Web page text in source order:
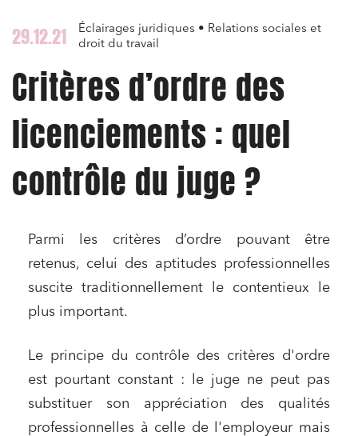
29.12.21
Éclairages juridiques • Relations sociales et
droit du travail
Critères d’ordre des
licenciements : quel
contrôle du juge ?
Parmi les critères d’ordre pouvant être
retenus, celui des aptitudes professionnelles
suscite traditionnellement le contentieux le
plus important.
Le principe du contrôle des critères d'ordre
est pourtant constant : le juge ne peut pas
substituer son appréciation des qualités
professionnelles à celle de l'employeur mais